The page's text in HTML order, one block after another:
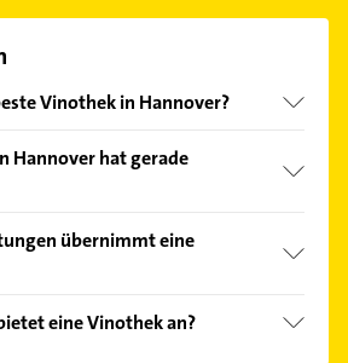
Vinothek in Hannover?
und profitieren Sie von den
können Sie sich
Hannover hat gerade
diese an Sonn- und
können.
übernimmt eine
Gastronomiekunden-
eine Vinothek an?